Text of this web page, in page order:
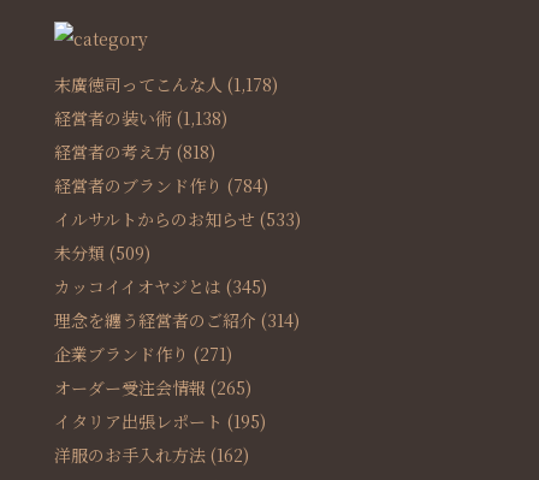
末廣徳司ってこんな人 (1,178)
経営者の装い術(1,138)
経営者の考え方 (818)
経営者のブランド作り (784)
イルサルトからのお知らせ (533)
未分類 (509)
カッコイイオヤジとは (345)
理念を纏う経営者のご紹介 (314)
企業ブランド作り (271)
オーダー受注会情報 (265)
イタリア出張レポート (195)
洋服のお手入れ方法(162)